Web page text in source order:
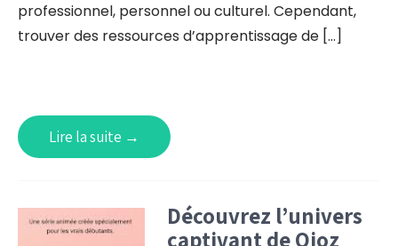
professionnel, personnel ou culturel. Cependant,
trouver des ressources d’apprentissage de […]
Lire la suite →
Découvrez l’univers
captivant de Qioz